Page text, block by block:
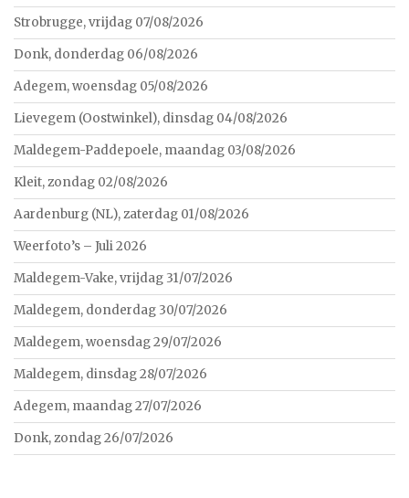
Strobrugge, vrijdag 07/08/2026
Donk, donderdag 06/08/2026
Adegem, woensdag 05/08/2026
Lievegem (Oostwinkel), dinsdag 04/08/2026
Maldegem-Paddepoele, maandag 03/08/2026
Kleit, zondag 02/08/2026
Aardenburg (NL), zaterdag 01/08/2026
Weerfoto’s – Juli 2026
Maldegem-Vake, vrijdag 31/07/2026
Maldegem, donderdag 30/07/2026
Maldegem, woensdag 29/07/2026
Maldegem, dinsdag 28/07/2026
Adegem, maandag 27/07/2026
Donk, zondag 26/07/2026